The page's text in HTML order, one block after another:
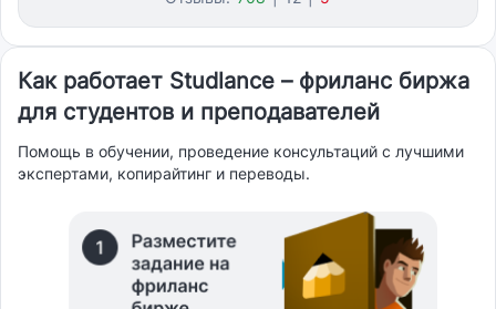
Как работает Studlance – фриланс биржа
для студентов и преподавателей
Помощь в обучении, проведение консультаций с лучшими
экспертами, копирайтинг и переводы.